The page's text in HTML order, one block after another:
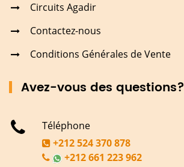
Circuits Agadir
Contactez-nous
Conditions Générales de Vente
Avez-vous des questions?
Téléphone
+212 524 370 878
+212 661 223 962